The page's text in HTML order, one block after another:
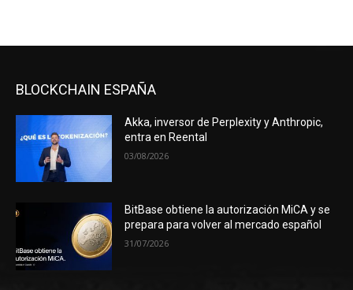
BLOCKCHAIN ESPAÑA
Akka, inversor de Perplexity y Anthropic,
entra en Reental
03/08/2026
BitBase obtiene la autorización MiCA y se
prepara para volver al mercado español
31/07/2026